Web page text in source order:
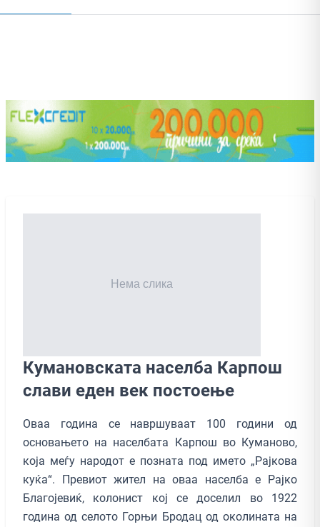
Кумановската населба Карпош
слави еден век постоење
Оваа година се навршуваат 100 години од
основањето на населбата Карпош во Куманово,
која меѓу народот е позната под името „Рајкова
куќа“. Превиот жител на оваа населба е Рајко
Благојевиќ, колонист кој се доселил во 1922
година од селото Горњи Бродац од околината на